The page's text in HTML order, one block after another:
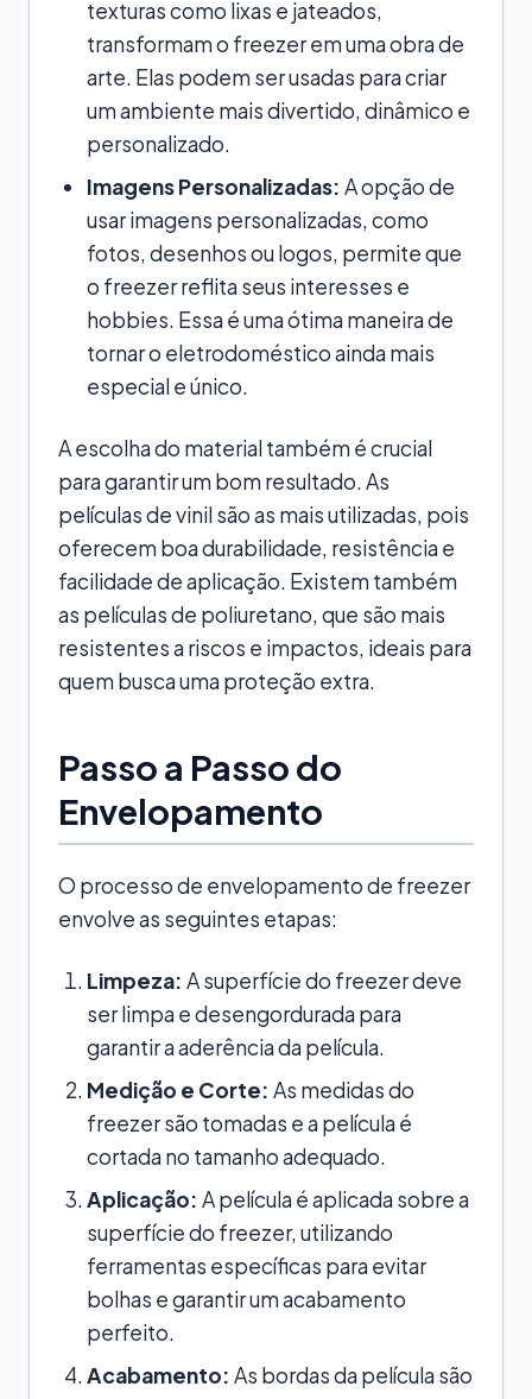
texturas como lixas e jateados,
transformam o freezer em uma obra de
arte. Elas podem ser usadas para criar
um ambiente mais divertido, dinâmico e
personalizado.
Imagens Personalizadas: A opção de
usar imagens personalizadas, como
fotos, desenhos ou logos, permite que
o freezer reflita seus interesses e
hobbies. Essa é uma ótima maneira de
tornar o eletrodoméstico ainda mais
especial e único.
A escolha do material também é crucial
para garantir um bom resultado. As
películas de vinil são as mais utilizadas, pois
oferecem boa durabilidade, resistência e
facilidade de aplicação. Existem também
as películas de poliuretano, que são mais
resistentes a riscos e impactos, ideais para
quem busca uma proteção extra.
Passo a Passo do
Envelopamento
O processo de envelopamento de freezer
envolve as seguintes etapas:
Limpeza: A superfície do freezer deve
ser limpa e desengordurada para
garantir a aderência da película.
Medição e Corte: As medidas do
freezer são tomadas e a película é
cortada no tamanho adequado.
Aplicação: A película é aplicada sobre a
superfície do freezer, utilizando
ferramentas específicas para evitar
bolhas e garantir um acabamento
perfeito.
Acabamento: As bordas da película são